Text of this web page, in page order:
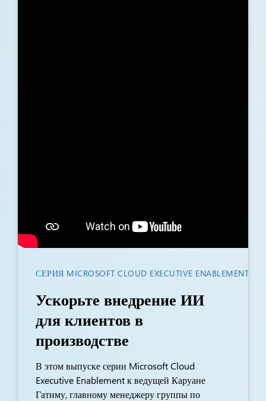
СЕРИЯ MICROSOFT CLOUD EXECUTIVE ENABLEMENT
Ускорьте внедрение ИИ
для клиентов в
производстве
В этом выпуске серии Microsoft Cloud
Executive Enablement к ведущей Каруане
Гатиму, главному менеджеру группы по